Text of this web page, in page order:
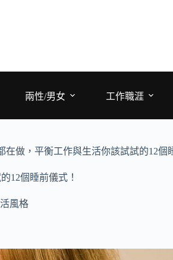
兩性/男女 工作職涯
在做，平衡工作與生活你該試試的12個
12個睡前儀式！
風格